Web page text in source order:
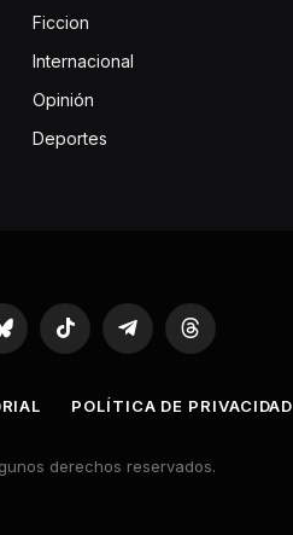
Ficcion
Internacional
Opinión
Deportes
Bluesky TikTok TelegramThreads
POLÍTICA DE PRIVACIDAD
derechos reservados.